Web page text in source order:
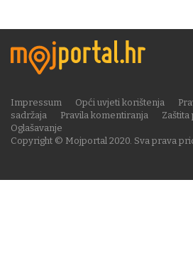
Copyright © Mojportal 2020. Sva prava
Impressum Opći uvjeti korištenja
sadržaja
Pravila komentiranja
Oglašavanje